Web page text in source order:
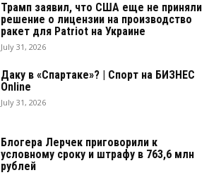
Трамп заявил, что США еще не приняли
решение о лицензии на производство
ракет для Patriot на Украине
July 31, 2026
Даку в «Спартаке»? | Спорт на БИЗНЕС
Online
July 31, 2026
Блогера Лерчек приговорили к
условному сроку и штрафу в 763,6 млн
рублей